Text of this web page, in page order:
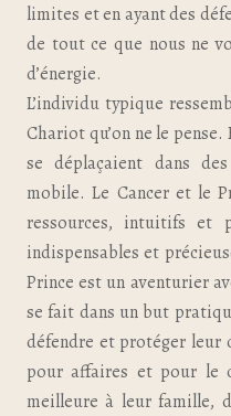
limites et en ayant des
de tout ce que nous ne
d’énergie.
L’individu typique
Chariot qu’on ne le
se déplaçaient dans
mobile. Le Cancer et le
ressources, intuitifs et
indispensables et
Prince est un aventurier
se fait dans un but
défendre et protéger leur
pour affaires et pour le
meilleure à leur famille,